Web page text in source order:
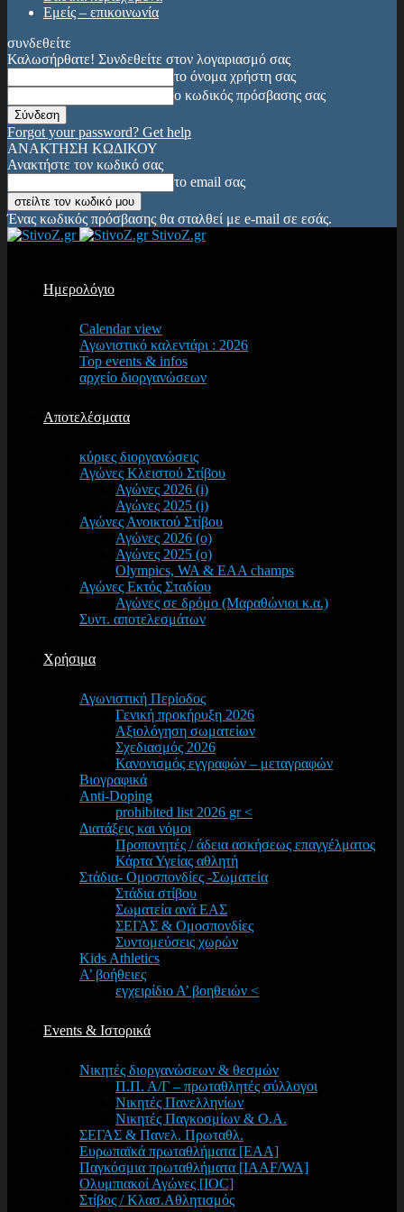
Εμείς – επικοινωνία
συνδεθείτε
Καλωσήρθατε! Συνδεθείτε στον λογαριασμό σας
το όνομα χρήστη σας
ο κωδικός πρόσβασης σας
Forgot your password? Get help
ΑΝΑΚΤΗΣΗ ΚΩΔΙΚΟΥ
Ανακτήστε τον κωδικό σας
το email σας
Ένας κωδικός πρόσβασης θα σταλθεί με e-mail σε εσάς.
StivoZ.gr
Ημερολόγιο
Calendar view
Αγωνιστικό καλεντάρι : 2026
Top events & infos
αρχείο διοργανώσεων
Αποτελέσματα
κύριες διοργανώσεις
Αγώνες Κλειστού Στίβου
Αγώνες 2026 (i)
Αγώνες 2025 (i)
Αγώνες Ανοικτού Στίβου
Αγώνες 2026 (o)
Αγώνες 2025 (o)
Olympics, WA & EAA champs
Αγώνες Εκτός Σταδίου
Αγώνες σε δρόμο (Μαραθώνιοι κ.α.)
Συντ. αποτελεσμάτων
Χρήσιμα
Αγωνιστική Περίοδος
Γενική προκήρυξη 2026
Αξιολόγηση σωματείων
Σχεδιασμός 2026
Κανονισμός εγγραφών – μεταγραφών
Βιογραφικά
Anti-Doping
prohibited list 2026 gr <
Διατάξεις και νόμοι
Προπονητές / άδεια ασκήσεως επαγγέλματος
Κάρτα Υγείας αθλητή
Στάδια- Ομοσπονδίες -Σωματεία
Στάδια στίβου
Σωματεία ανά ΕΑΣ
ΣΕΓΑΣ & Ομοσπονδίες
Συντομεύσεις χωρών
Kids Athletics
Α’ βοήθειες
εγχειρίδιο Α’ βοηθειών <
Events & Ιστορικά
Νικητές διοργανώσεων & θεσμών
Π.Π. Α/Γ – πρωταθλητές σύλλογοι
Νικητές Πανελληνίων
Νικητές Παγκοσμίων & Ο.Α.
ΣΕΓΑΣ & Πανελ. Πρωταθλ.
Ευρωπαϊκά πρωταθλήματα [EAA]
Παγκόσμια πρωταθλήματα [IAAF/WA]
Ολυμπιακοί Αγώνες [IOC]
Στίβος / Κλασ.Αθλητισμός